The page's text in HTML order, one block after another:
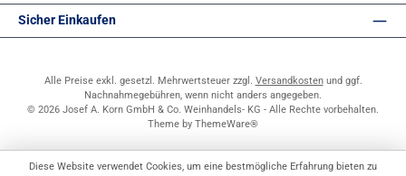
Sicher Einkaufen
Alle Preise exkl. gesetzl. Mehrwertsteuer zzgl. Versandkostenund ggf.
Nachnahmegebühren, wenn nicht anders angegeben.
© 2026 Josef A. Korn GmbH & Co. Weinhandels- KG - Alle Rechte vorbehalten.
Theme by ThemeWare®
Diese Website verwendet Cookies, um eine bestmögliche Erfahrung bieten zu